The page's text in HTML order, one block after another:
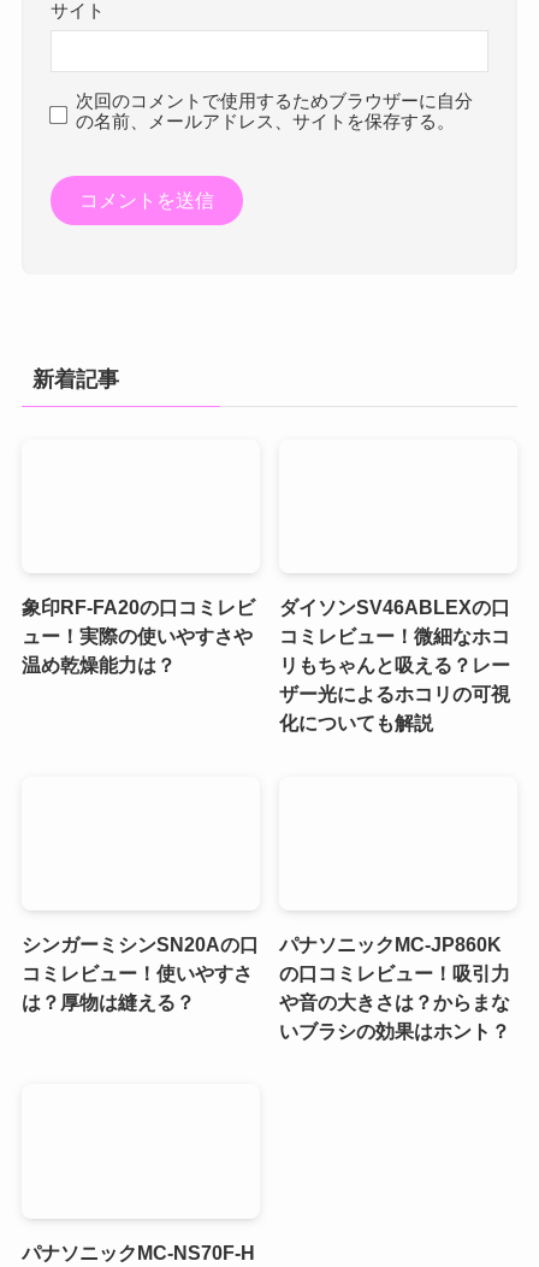
サイト
次回のコメントで使用するためブラウザーに自分
の名前、メールアドレス、サイトを保存する。
新着記事
象印RF-FA20の口コミレビ
ュー！実際の使いやすさや
温め乾燥能力は？
ダイソンSV46ABLEXの口
コミレビュー！微細なホコ
リもちゃんと吸える？レー
ザー光によるホコリの可視
化についても解説
シンガーミシンSN20Aの口
コミレビュー！使いやすさ
は？厚物は縫える？
パナソニックMC-JP860K
の口コミレビュー！吸引力
や音の大きさは？からまな
いブラシの効果はホント？
パナソニックMC-NS70F-H